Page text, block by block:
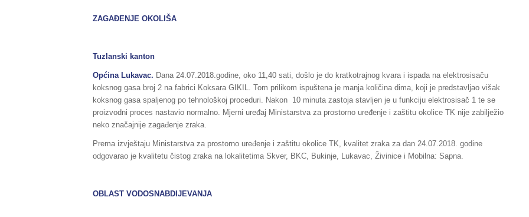
ZAGAĐENJE OKOLIŠA
Tuzlanski kanton
Općina Lukavac. Dana 24.07.2018.godine, oko 11,40 sati, došlo je do kratkotrajnog kvara i ispada na elektrosisaču
koksnog gasa broj 2 na fabrici Koksara GIKIL. Tom prilikom ispuštena je manja količina dima, koji je predstavljao višak
koksnog gasa spaljenog po tehnološkoj proceduri. Nakon 10 minuta zastoja stavljen je u funkciju elektrosisač 1 te se
proizvodni proces nastavio normalno. Mjerni uređaj Ministarstva za prostorno uređenje i zaštitu okolice TK nije zabilježio
neko značajnije zagađenje zraka.
Prema izvještaju Ministarstva za prostorno uređenje i zaštitu okolice TK, kvalitet zraka za dan 24.07.2018. godine
odgovarao je kvalitetu čistog zraka na lokalitetima Skver, BKC, Bukinje, Lukavac, Živinice i Mobilna: Sapna.
OBLAST VODOSNABDIJEVANJA